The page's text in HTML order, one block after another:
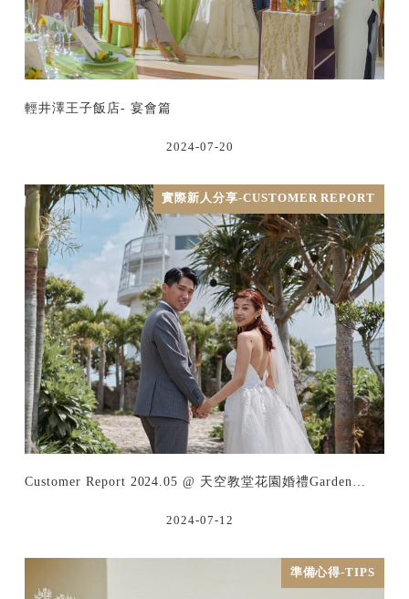
輕井澤王子飯店- 宴會篇
2024-07-20
實際新人分享-CUSTOMER REPORT
Customer Report 2024.05 @ 天空教堂花園婚禮Garden…
2024-07-12
準備心得-TIPS